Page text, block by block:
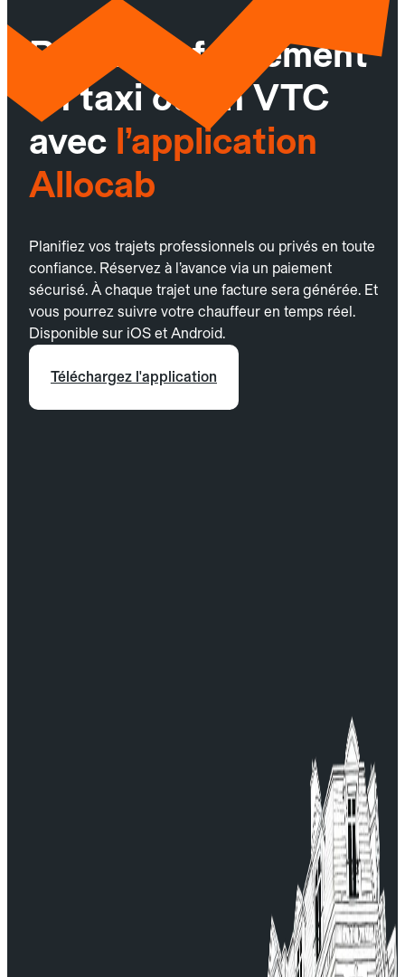
Réservez facilement
un taxi ou un VTC
avec l’application
Allocab
Planifiez vos trajets professionnels ou privés en toute
confiance. Réservez à l’avance via un paiement
sécurisé. À chaque trajet une facture sera générée. Et
vous pourrez suivre votre chauffeur en temps réel.
Disponible sur iOS et Android.
Téléchargez l'application